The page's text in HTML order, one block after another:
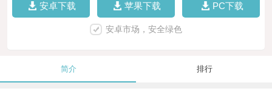
安卓下载 苹果下载 PC下载
安卓市场，安全绿色
简介 排行